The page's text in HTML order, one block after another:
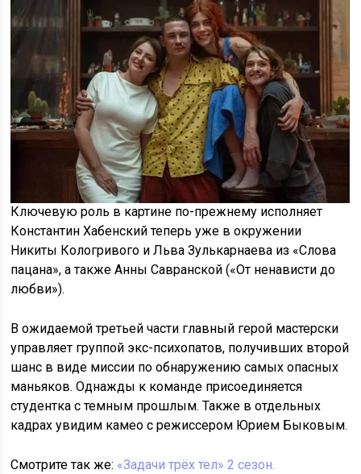
Ключевую роль в картине по-прежнему исполняет
Константин Хабенский теперь уже в окружении
Никиты Кологривого и Льва Зулькарнаева из «Слова
пацана», а также Анны Савранской («От ненависти до
любви»).
В ожидаемой третьей части главный герой мастерски
управляет группой экс-психопатов, получивших второй
шанс в виде миссии по обнаружению самых опасных
маньяков. Однажды к команде присоединяется
студентка с темным прошлым. Также в отдельных
кадрах увидим камео с режиссером Юрием Быковым.
Смотрите так же: «Задачи трёх тел» 2 сезон.